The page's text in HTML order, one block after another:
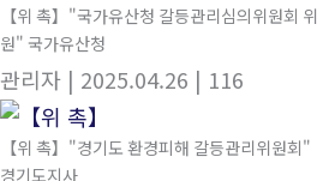
【위 촉】"국가유산청 갈등관리심의위원회 위
원" 국가유산청
관리자 | 2025.04.26 | 116
【위 촉】"경기도 환경피해 갈등관리위원회"
경기도지사